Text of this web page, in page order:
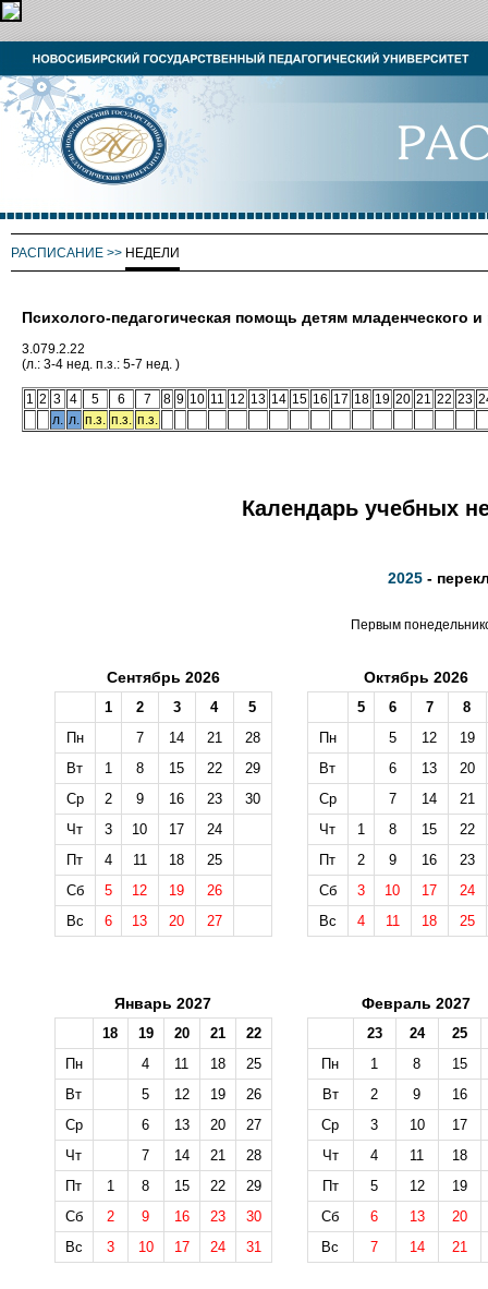
РАСПИСАНИЕ >> НЕДЕЛИ
Психолого-педагогическая помощь детям младенческого и
3.079.2.22
(л.: 3-4 нед. п.з.: 5-7 нед. )
1 2 3 4 5 6 7 8 9 10 11 12 13 14 15 16 17 18 19 20 21 22 23
л. л. п.з. п.з. п.з.
Календарь учебных
2025 -
Первым
Сентябрь 2026
1 2 3 4
5
Пн
7 14 21
28
Вт
1 8 15 22
29
Ср
2 9 16 23
30
Чт
3 10 17
24
Пт
4 11 18
25
Сб
5 12 19
26
Вс
6 13 20 27
Октябрь 2026
5 6 7
8
Пн
5 12
19
Вт
6 13
20
Ср
7 14
21
Чт
1 8 15
22
Пт
2 9 16
23
Сб
3 10 17
24
Вс
4 11 18 25
Январь 2027
18 19 20 21
22
Пн
4 11 18
25
Вт
5 12 19
26
Ср
6 13 20
27
Чт
7 14 21
28
Пт
1 8 15 22
29
Сб
2 9 16 23
30
Вс
3 10 17 24 31
Февраль 2027
23 24
25
Пн
1 8
15
Вт
2 9
16
Ср
3 10
17
Чт
4 11
18
Пт
5 12
19
Сб
6 13
20
Вс
7 14 21